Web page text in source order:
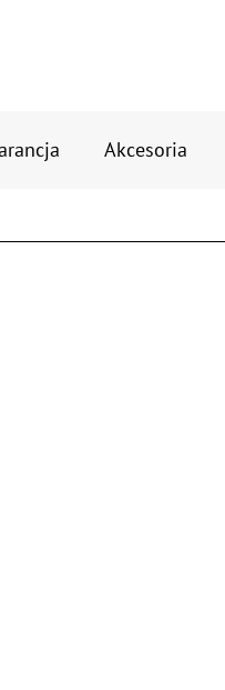
Akcesoria